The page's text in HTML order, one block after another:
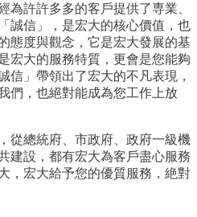
為許許多多的客戶提供了専業、
誠信」，是宏大的核心價值，也
態度與觀念，它是宏大發展的基
宏大的服務特質，更會是您能夠
信」帶領出了宏大的不凡表現，
們，也絕對能成為您工作上放
從總統府、市政府、政府一級機
建設，都有宏大為客戶盡心服務
，宏大給予您的優質服務，絶對